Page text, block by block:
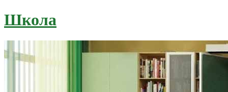
Школа